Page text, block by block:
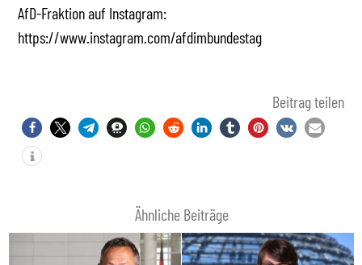
AfD-Fraktion auf Instagram:
https://www.instagram.com/afdimbundestag
Beitrag teilen
Ähnliche Beiträge